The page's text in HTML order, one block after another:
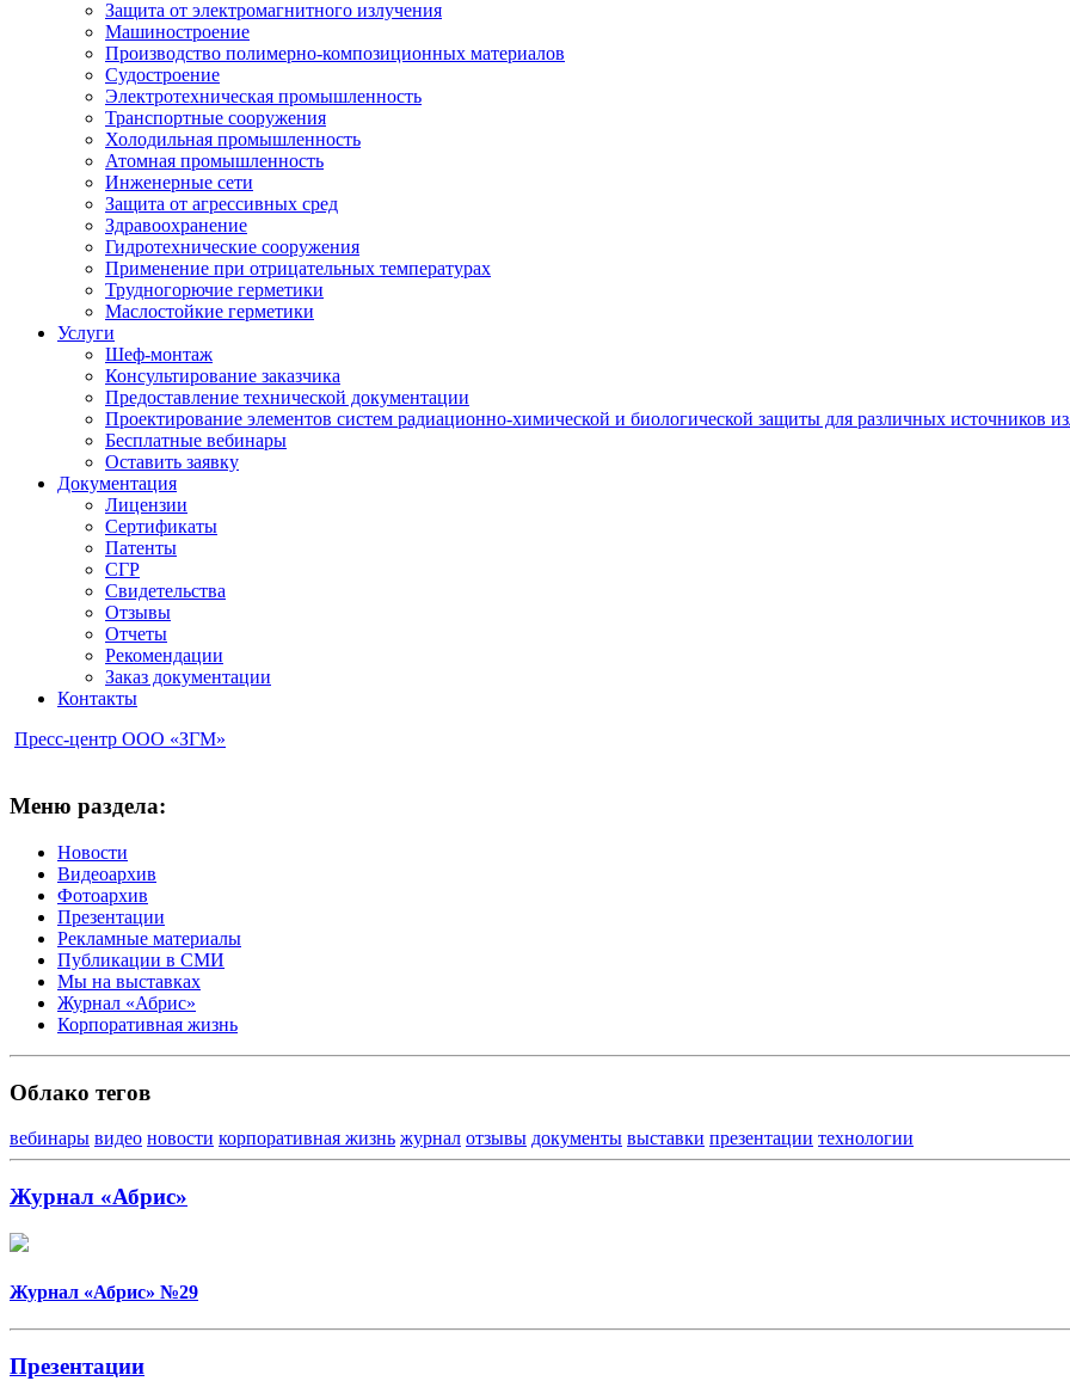
Защита от электромагнитного излучения
Машиностроение
Производство полимерно-композиционных материалов
Судостроение
Электротехническая промышленность
Транспортные сооружения
Холодильная промышленность
Атомная промышленность
Инженерные сети
Защита от агрессивных сред
Здравоохранение
Гидротехнические сооружения
Применение при отрицательных температурах
Трудногорючие герметики
Маслостойкие герметики
Услуги
Шеф-монтаж
Консультирование заказчика
Предоставление технической документации
Проектирование элементов систем радиационно-химической и биологической защиты для различных источников
Бесплатные вебинары
Оставить заявку
Документация
Лицензии
Сертификаты
Патенты
СГР
Свидетельства
Отзывы
Отчеты
Рекомендации
Заказ документации
Контакты
Пресс-центр ООО «ЗГМ»
Меню раздела:
Новости
Видеоархив
Фотоархив
Презентации
Рекламные материалы
Публикации в СМИ
Мы на выставках
Журнал «Абрис»
Корпоративная жизнь
Облако тегов
вебинары видео новости корпоративная жизнь журнал отзывы документы выставки презентации технологии
Журнал «Абрис»
Журнал «Абрис» №29
Презентации